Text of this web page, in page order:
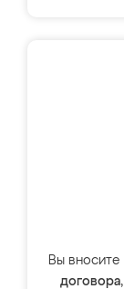
Вы
договора